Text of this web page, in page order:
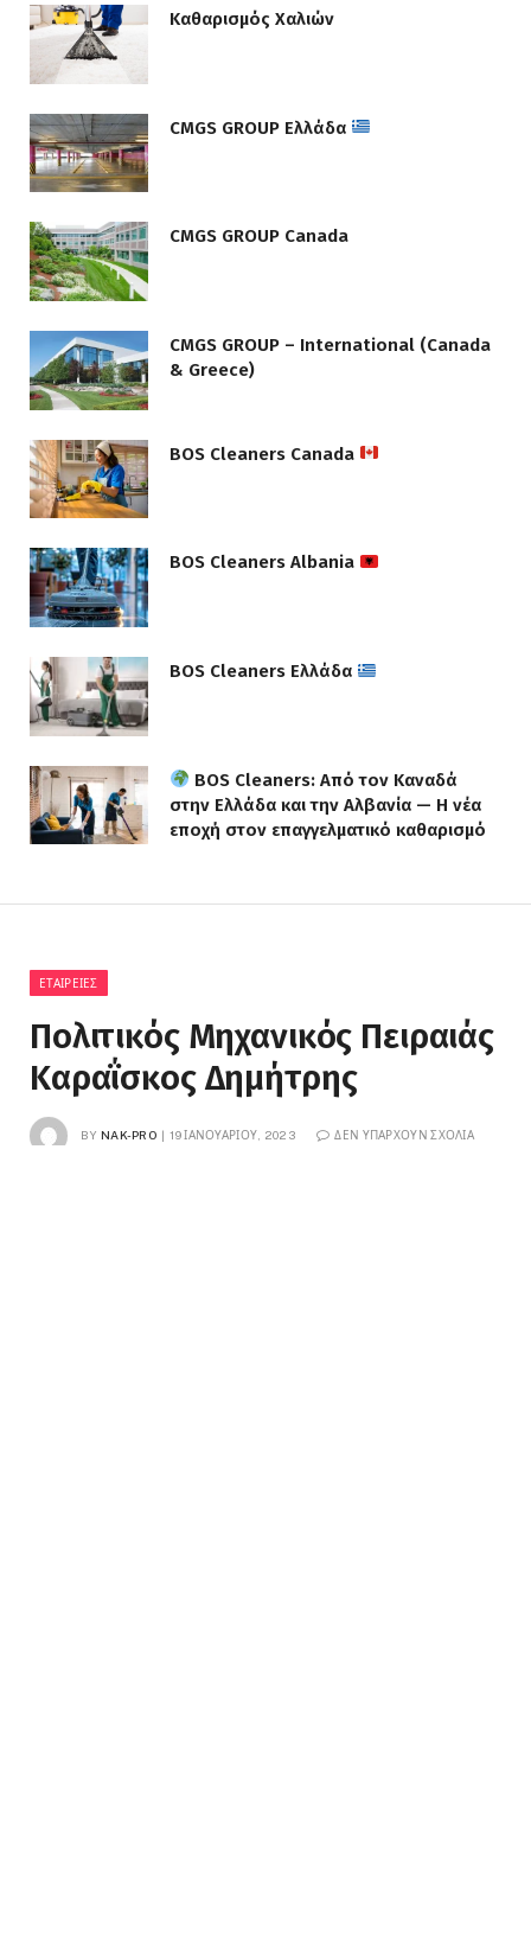
Καθαρισμός Χαλιών
CMGS GROUP Ελλάδα
CMGS GROUP Canada
CMGS GROUP – International (Canada
& Greece)
BOS Cleaners Canada
BOS Cleaners Albania
BOS Cleaners Ελλάδα
BOS Cleaners: Από τον Καναδά
στην Ελλάδα και την Αλβανία — Η νέα
εποχή στον επαγγελματικό καθαρισμό
ΕΤΑΙΡΕΊΕΣ
Πολιτικός Μηχανικός Πειραιάς
Καραΐσκος Δημήτρης
BY NAK-PRO 19 ΙΑΝΟΥΑΡΊΟΥ, 2023 ΔΕΝ ΥΠΆΡΧΟΥΝ ΣΧΌΛΙΑ